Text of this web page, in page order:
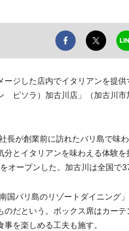
ジした店内でイタリアンを提
ピソラ）加古川店」（加古川市
が創業前に訪れたバリ島で味わ
とイタリアンを味わえる体験を
オープンした。加古川は全国で
リ島のリゾートダイニング」
のだという。ボックス席はカー
を楽しめる工夫も施す。